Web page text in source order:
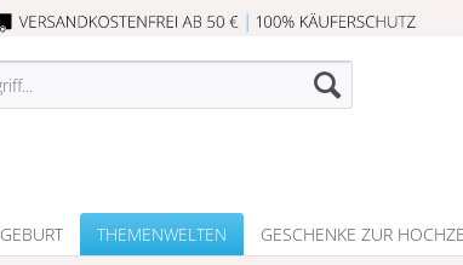
THEMENWELTEN GESCHENKE ZUR